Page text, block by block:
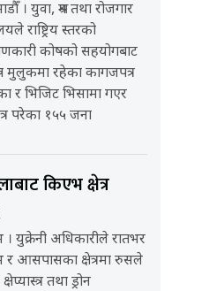
। युवा, श्रम तथा रोजगार
राष्ट्रिय स्तरको
कोषको सहयोगबाट
मुलुकमा रहेका कागजपत्र
र भिजिट भिसामा गएर
परेका १५५ जना
किएभ क्षेत्र
युक्रेनी अधिकारीले रातभर
र आसपासका क्षेत्रमा रुसले
तथा ड्रोन